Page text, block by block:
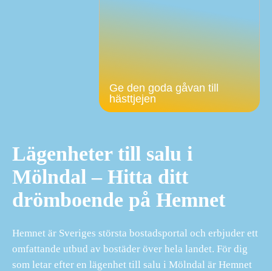
Ge den goda gåvan till
hästtjejen
Lägenheter till salu i
Mölndal – Hitta ditt
drömboende på Hemnet
Hemnet är Sveriges största bostadsportal och erbjuder ett
omfattande utbud av bostäder över hela landet. För dig
som letar efter en lägenhet till salu i Mölndal är Hemnet